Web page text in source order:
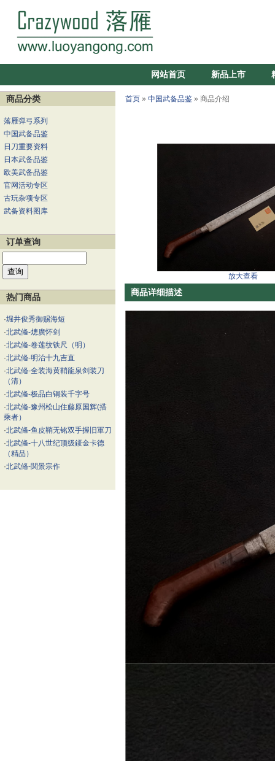
网站首页 新品上市
商品分类
落雁弹弓系列
中国武备品鉴
日刀重要资料
日本武备品鉴
欧美武备品鉴
官网活动专区
古玩杂项专区
武备资料图库
订单查询
热门商品
·堀井俊秀御赐海短
·北武偹-熜廣怀剑
·北武偹-卷莲纹铁尺（明）
·北武偹-明治十九吉直
·北武偹-全装海黄鞘龍泉剑装刀
（清）
·北武偹-极品白铜装千字号
·北武偹-豫州松山住藤原国辉(搭
乘者）
·北武偹-鱼皮鞘无铭双手握旧軍刀
·北武偹-十八世纪顶级錽金卡德
（精品）
·北武偹-関景宗作
首页 » 中国武备品鉴 » 商品介绍
放大查看
商品详细描述